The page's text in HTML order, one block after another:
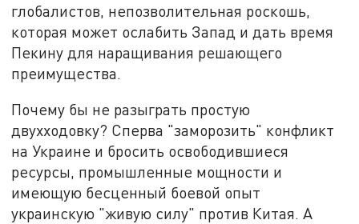
глобалистов, непозволительная роскошь,
которая может ослабить Запад и дать время
Пекину для наращивания решающего
преимущества.
Почему бы не разыграть простую
двухходовку? Сперва "заморозить" конфликт
на Украине и бросить освободившиеся
ресурсы, промышленные мощности и
имеющую бесценный боевой опыт
украинскую "живую силу" против Китая. А